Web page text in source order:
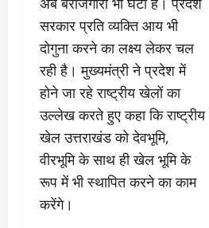
सरकार प्रति व्यक्ति आय भी
दोगुना करने का लक्ष्य लेकर चल
रही है। मुख्यमंत्री ने प्रदेश में
होने जा रहे राष्ट्रीय खेलों का
उल्लेख करते हुए कहा कि राष्ट्रीय
खेल उत्तराखंड को देवभूमि,
वीरभूमि के साथ ही खेल भूमि के
रूप में भी स्थापित करने का काम
करेंगे।